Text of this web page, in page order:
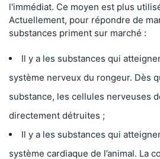
l'immédiat. Ce moyen est plus
Actuellement, pour répondre de
substances priment sur marché :
Il y a les substances qui
système nerveux du rongeur. Dès
substance, les cellules nerveuses
directement détruites ;
Il y a les substances qui
système cardiaque de l’animal. La